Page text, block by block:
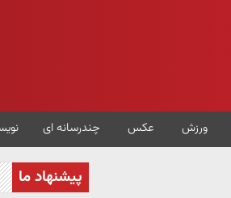
ورزش عکس چندرسانه ای
پیشنهاد ما